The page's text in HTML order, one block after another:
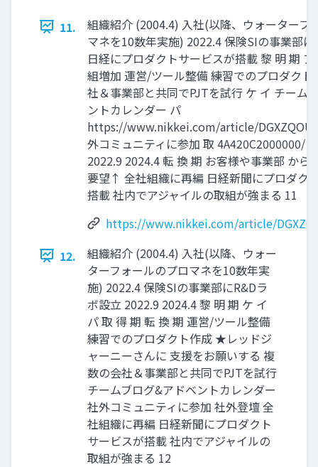
11.
組織紹介 (2004.4) 入社(以降、ウォーターフ
マネを10数年実施) 2022.4 保険SIの事業部
日経にプロダクトサービスが搭載 黎 明 期
組増加 運営/ツール整備 練習でのプロダクト
社＆事業部と共同でPJTを試行 ケ イ チーム
ントカレンダー パ
https://www.nikkei.com/article/
外コミュニティに参加 取 4A420C2000000/
2022.9 2024.4 転 換 期 お客様や事業部 から
要望↑ 全社組織に再編 日経新聞にプロダク
搭載 社内でアジャイルの取組が強まる 11
https://www.nikkei.com/article/
12.
組織紹介 (2004.4) 入社(以降、ウォー
ターフォールのプロマネを10数年実
施) 2022.4 保険SIの事業部にR&Dラ
ボ設立 2022.9 2024.4 黎 明 期 ケ イ
パ 取 得 期 転 換 期 運営/ツール整備
練習でのプロダクト作成 ★レッドジ
ャーニーさんに 支援をお願いする 複
数の会社＆事業部と共同でPJTを試行
チームブログ&アドベントカレンダー
社外コミュニティに参加 社外登壇 全
社組織に再編 日経新聞にプロダクト
サービスが搭載 社内でアジャイルの
取組が強まる 12